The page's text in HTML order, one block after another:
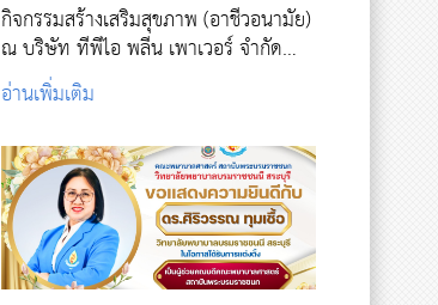
กิจกรรมสร้างเสริมสุขภาพ (อาชีวอนามัย)
ณ บริษัท ทีพีไอ พลีน เพาเวอร์ จำกัด
(มหาชน)
อ่านเพิ่มเติม